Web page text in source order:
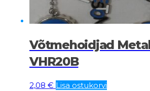
Võtmehoidjad
VHR20B
2,08 € Lisa ostukorvi